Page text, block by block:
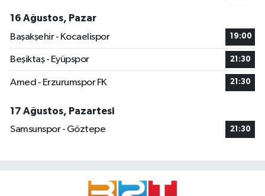
16 Ağustos, Pazar
Başakşehir - Kocaelispor
19:00
Beşiktaş - Eyüpspor 21:30
Amed - Erzurumspor FK 21:30
17 Ağustos, Pazartesi
Samsunspor - Göztepe
21:30